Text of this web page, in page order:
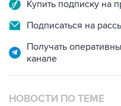
Купить подписку на
Подписаться на
Получать
канале
НОВОСТИ ПО ТЕМЕ